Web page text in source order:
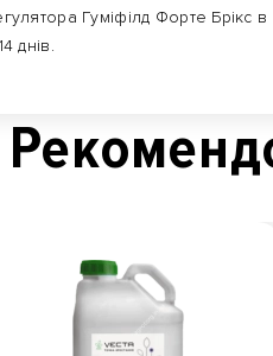
Гуміфілд Форте Брікс
днів.